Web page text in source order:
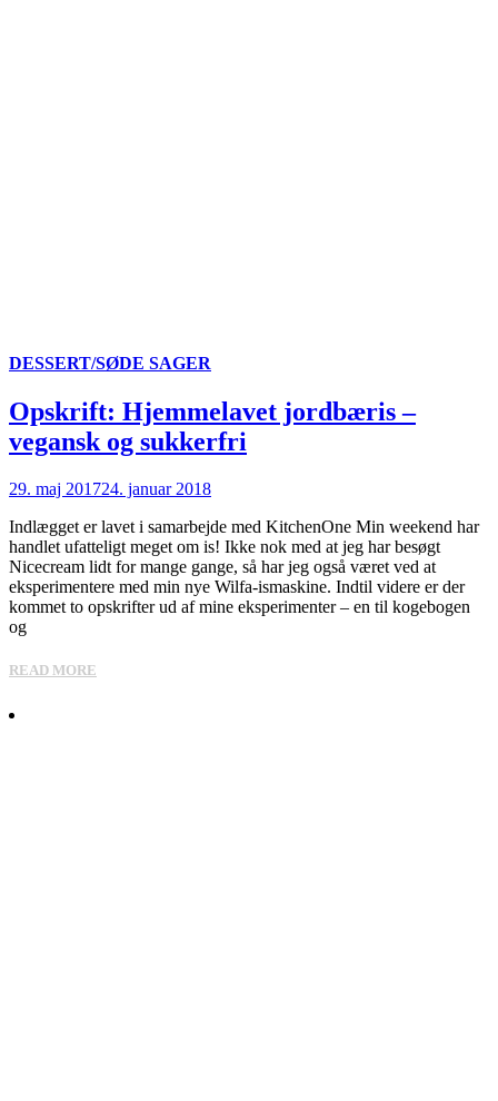
DESSERT/SØDE SAGER
Opskrift: Hjemmelavet jordbæris –
vegansk og sukkerfri
29. maj 201724. januar 2018
Indlægget er lavet i samarbejde med KitchenOne Min weekend har
handlet ufatteligt meget om is! Ikke nok med at jeg har besøgt
Nicecream lidt for mange gange, så har jeg også været ved at
eksperimentere med min nye Wilfa-ismaskine. Indtil videre er der
kommet to opskrifter ud af mine eksperimenter – en til kogebogen
og
READ MORE